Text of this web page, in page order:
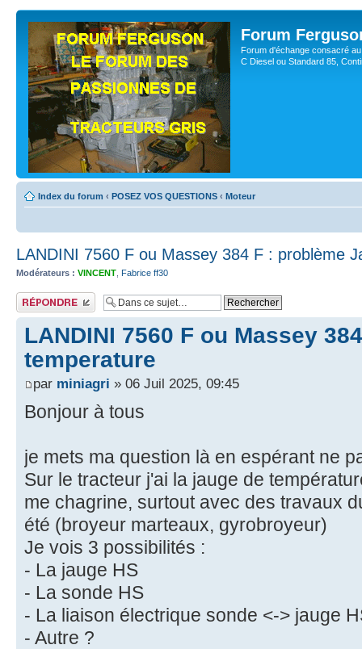
Forum
Forum d'échange consacré
C Diesel ou Standard 85,
Index du forum ‹ POSEZ VOS QUESTIONS ‹ Moteur
LANDINI 7560 F ou Massey 384 F : problème
Modérateurs : VINCENT Fabrice ff30
Publier une réponse
LANDINI 7560 F ou Massey
temperature
par miniagri » 06 Juil 2025, 09:45
Bonjour à tous
je mets ma question là en espérant ne
Sur le tracteur j'ai la jauge de
me chagrine, surtout avec des travaux
été (broyeur marteaux, gyrobroyeur)
Je vois 3 possibilités :
- La jauge HS
- La sonde HS
- La liaison électrique sonde <-> jauge
- Autre ?